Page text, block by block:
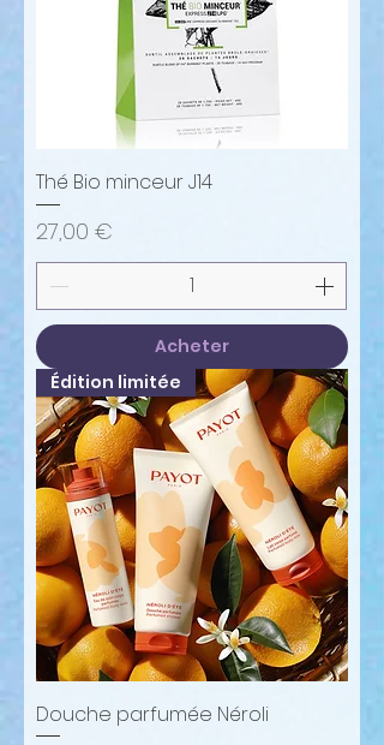
Thé Bio minceur J14
Prix
27,00 €
Acheter
Édition limitée
Douche parfumée Néroli